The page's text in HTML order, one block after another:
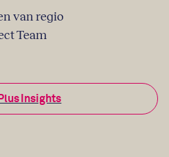
van regio
Team
Insights